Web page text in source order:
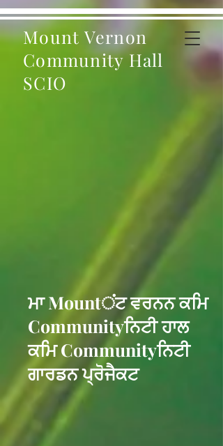
Mount Vernon
Community Hall
SCIO
ਮਾ Mountਂਟ ਵਰਨਨ ਕਮਿ
Communityਨਿਟੀ ਹਾਲ
ਕਮਿ Communityਨਿਟੀ
ਗਾਰਡਨ ਪ੍ਰੋਜੈਕਟ